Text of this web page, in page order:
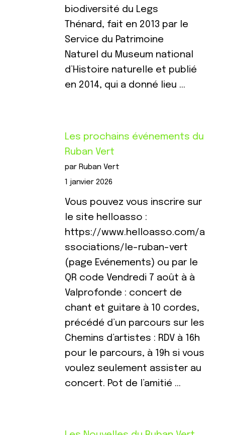
biodiversité du Legs
Thénard, fait en 2013 par le
Service du Patrimoine
Naturel du Museum national
d’Histoire naturelle et publié
en 2014, qui a donné lieu …
Les prochains événements du
Ruban Vert
par Ruban Vert
1 janvier 2026
Vous pouvez vous inscrire sur
le site helloasso :
https://www.helloasso.com/a
ssociations/le-ruban-vert
(page Evénements) ou par le
QR code Vendredi 7 août à à
Valprofonde : concert de
chant et guitare à 10 cordes,
précédé d’un parcours sur les
Chemins d’artistes : RDV à 16h
pour le parcours, à 19h si vous
voulez seulement assister au
concert. Pot de l’amitié …